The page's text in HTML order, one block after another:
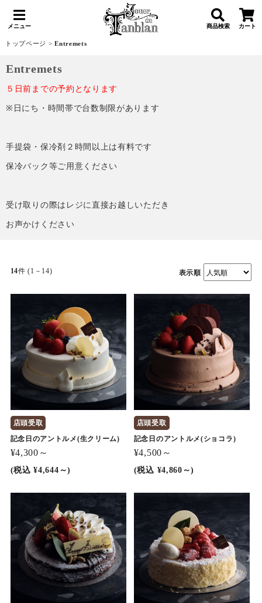
メニュー 商品検索 カート
トップページ >Entremets
Entremets
５日前までの予約となります
※日にち・時間帯で台数制限があります
手提袋・保冷剤２時間以上は有料です
保冷バック等ご用意ください
受け取りの際はレジに直接お越しいただき
お声かけください
14件 (1－14) 表示順
店頭受取
記念日のアントルメ(生クリーム)
¥4,300～
(税込 ¥4,644～)
店頭受取
記念日のアントルメ(ショコラ)
¥4,500～
(税込 ¥4,860～)